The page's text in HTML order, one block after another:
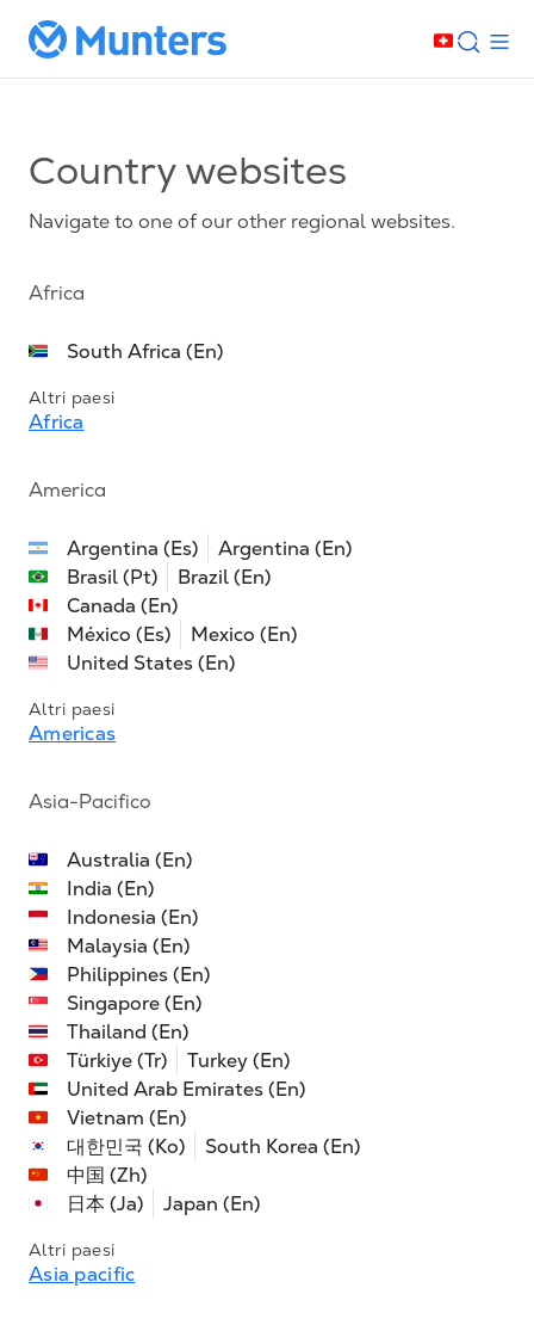
Country websites
Navigate to one of our other regional websites.
Africa
South Africa (En)
Altri paesi
Africa
America
Argentina (Es)
Argentina (En)
Brasil (Pt)
Brazil (En)
Canada (En)
México (Es)
Mexico (En)
United States (En)
Altri paesi
Americas
Asia-Pacifico
Australia (En)
India (En)
Indonesia (En)
Malaysia (En)
Philippines (En)
Singapore (En)
Thailand (En)
Türkiye (Tr)
Turkey (En)
United Arab Emirates (En)
Vietnam (En)
대한민국 (Ko)
South Korea (En)
中国 (Zh)
日本 (Ja)
Japan (En)
Altri paesi
Asia pacific